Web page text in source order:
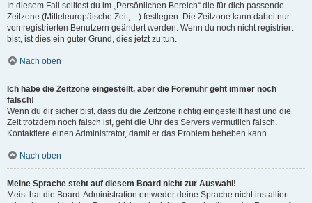
In diesem Fall solltest du im „Persönlichen Bereich“ die für dich passende
Zeitzone (Mitteleuropäische Zeit, ...) festlegen. Die Zeitzone kann dabei nur
von registrierten Benutzern geändert werden. Wenn du noch nicht registriert
bist, ist dies ein guter Grund, dies jetzt zu tun.
Nach oben
Ich habe die Zeitzone eingestellt, aber die Forenuhr geht immer noch
falsch!
Wenn du dir sicher bist, dass du die Zeitzone richtig eingestellt hast und die
Zeit trotzdem noch falsch ist, geht die Uhr des Servers vermutlich falsch.
Kontaktiere einen Administrator, damit er das Problem beheben kann.
Nach oben
Meine Sprache steht auf diesem Board nicht zur Auswahl!
Meist hat die Board-Administration entweder deine Sprache nicht installiert